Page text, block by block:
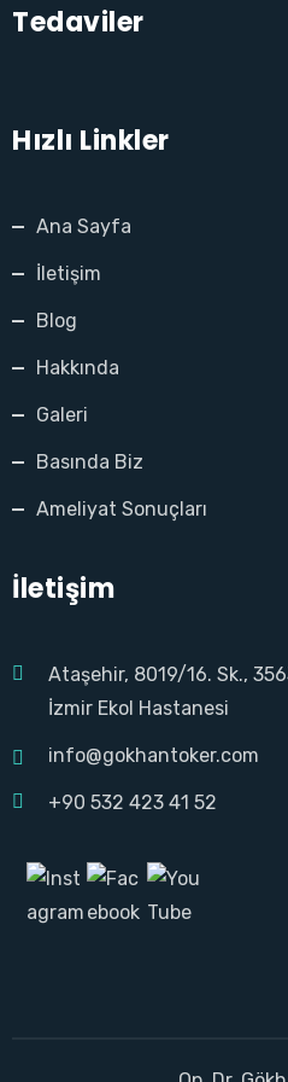
Tedaviler
Hızlı Linkler
Ana Sayfa
İletişim
Blog
Hakkında
Galeri
Basında Biz
Ameliyat Sonuçları
İletişim
Ataşehir, 8019/16. Sk.,
İzmir Ekol Hastanesi
info@gokhantoker.com
+90 532 423 41 52